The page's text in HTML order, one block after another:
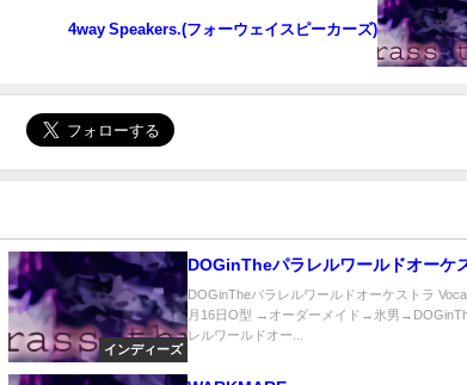
4way Speakers.(フォーウェイスピーカーズ)
インディーズ
DOGinTheパラレルワールドオーケ
DOGinTheパラレルワールドオーケストラ
月16日O型 →オーダーメイド→氷男
レルワールドオー...